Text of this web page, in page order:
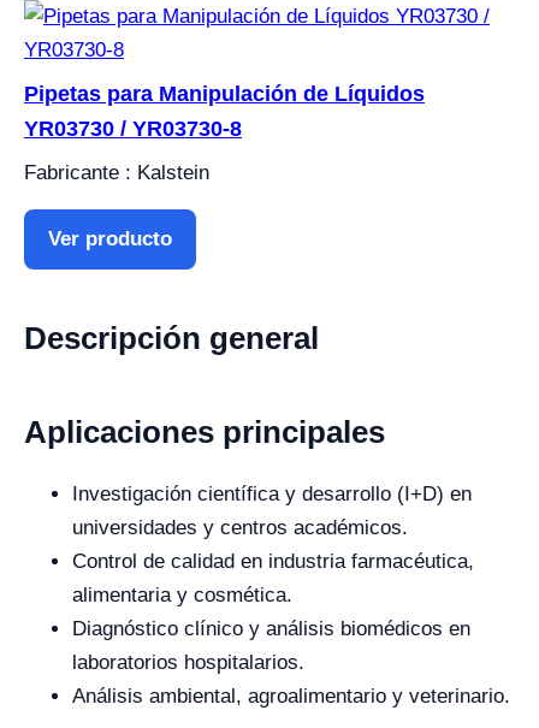
Pipetas para Manipulación de Líquidos
YR03730 / YR03730-8
Fabricante : Kalstein
Ver producto
Descripción general
Aplicaciones principales
Investigación científica y desarrollo (I+D) en
universidades y centros académicos.
Control de calidad en industria farmacéutica,
alimentaria y cosmética.
Diagnóstico clínico y análisis biomédicos en
laboratorios hospitalarios.
Análisis ambiental, agroalimentario y veterinario.